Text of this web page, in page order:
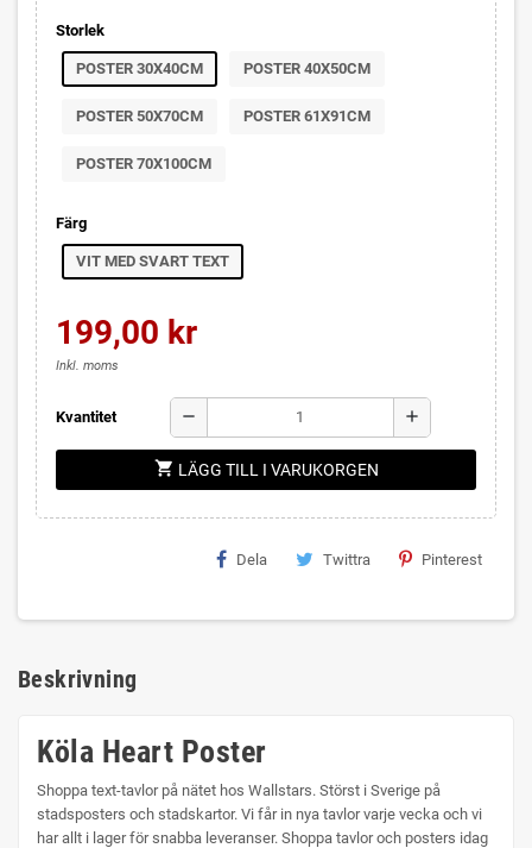
Storlek
POSTER 30X40CM POSTER 40X50CM
POSTER 50X70CM POSTER 61X91CM
POSTER 70X100CM
Färg
VIT MED SVART TEXT
199,00 kr
Inkl. moms
Kvantitet remove add
shopping_cart LÄGG TILL I VARUKORGEN
Dela Twittra Pinterest
Beskrivning
Köla Heart Poster
Shoppa text-tavlor på nätet hos Wallstars. Störst i Sverige på
stadsposters och stadskartor. Vi får in nya tavlor varje vecka och vi
har allt i lager för snabba leveranser. Shoppa tavlor och posters idag